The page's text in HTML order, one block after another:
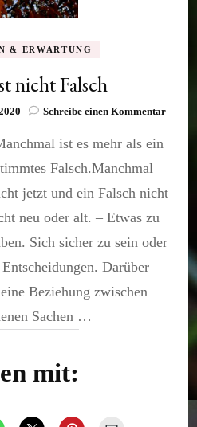
& ERWARTUNG
nicht Falsch
Schreibe einen Kommentarzu
ist es mehr als ein
Falsch.Manchmal
jetzt und ein Falsch nicht
neu oder alt. – Etwas zu
Sich sicher zu sein oder
Darüber
Beziehung zwischen
Sachen …
mit: